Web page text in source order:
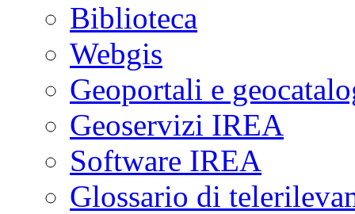
Biblioteca
Webgis
Geoportali e
Geoservizi IREA
Software IREA
Glossario di